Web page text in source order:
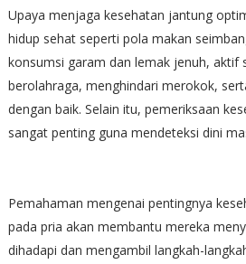
Upaya menjaga kesehatan jantung
hidup sehat seperti pola makan
konsumsi garam dan lemak jenuh, aktif
berolahraga, menghindari merokok,
dengan baik. Selain itu, pemeriksaan
sangat penting guna mendeteksi dini
Pemahaman mengenai pentingnya
pada pria akan membantu mereka
dihadapi dan mengambil langkah-